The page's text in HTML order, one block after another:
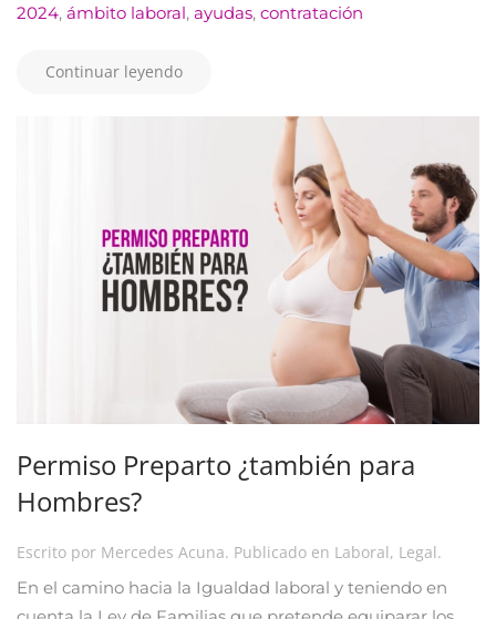
2024, ámbito laboral, ayudas, contratación
Continuar leyendo
Permiso Preparto ¿también para
Hombres?
Escrito por Mercedes Acuna. Publicado en Laboral, Legal.
En el camino hacia la Igualdad laboral y teniendo en